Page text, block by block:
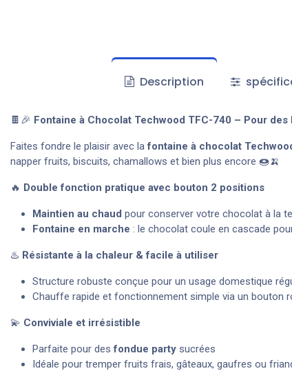
Description
🍫🎉 Fontaine à Chocolat Techwood TFC-740 – Pour
Faites fondre le plaisir avec lafontaine à chocolat
napper fruits, biscuits, chamallows et bien plus encore 🍩🍌
🔥 Double fonction pratique avec bouton 2 positions
Maintien au chaud pour conserver votre chocolat à la
Fontaine en marche : le chocolat coule en cascade
♨️ Résistante à la chaleur & facile à utiliser
Structure robuste conçue pour un usage domestique
Chauffe rapide et fonctionnement simple via un bouton
💫 Conviviale et irrésistible
Parfaite pour desfondue party sucrées
Idéale pour tremper fruits frais, gâteaux, gaufres ou